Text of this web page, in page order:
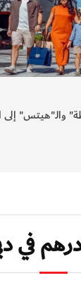
والـ"هيتس" إلى